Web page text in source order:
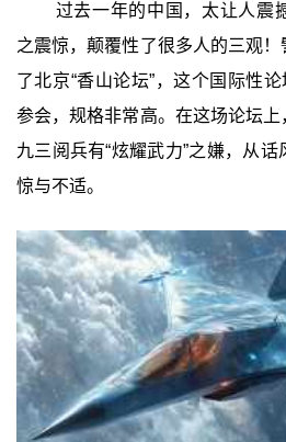
过去一年的中国，太让人震
之震惊，颠覆性了很多人的三观
了北京“香山论坛”，这个国际性
参会，规格非常高。在这场论坛
九三阅兵有“炫耀武力”之嫌，从
惊与不适。